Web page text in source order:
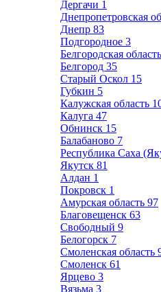
Дергачи 1
Днепропетровская
Днепр 83
Подгородное 3
Белгородская область
Белгород 35
Старый Оскол 15
Губкин 5
Калужская область
Калуга 47
Обнинск 15
Балабаново 7
Республика Саха
Якутск 81
Алдан 1
Покровск 1
Амурская область 97
Благовещенск 63
Свободный 9
Белогорск 7
Смоленская область
Смоленск 61
Ярцево 3
Вязьма 3